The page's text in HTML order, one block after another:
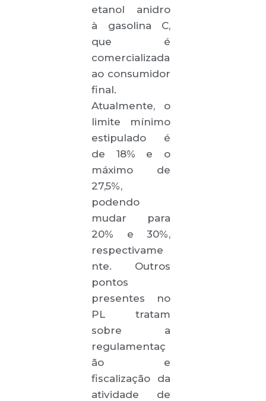
etanol anidro
à gasolina C,
que é
comercializada
ao consumidor
final.
Atualmente, o
limite mínimo
estipulado é
de 18% e o
máximo de
27,5%,
podendo
mudar para
20% e 30%,
respectivame
nte. Outros
pontos
presentes no
PL tratam
sobre a
regulamentaç
ão e
fiscalização da
atividade de